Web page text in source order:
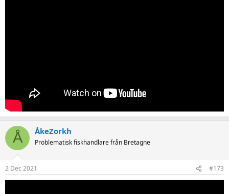
Å ÅkeZorkh
Problematisk fiskhandlare från Bretagne
2 Dec 2021 #173